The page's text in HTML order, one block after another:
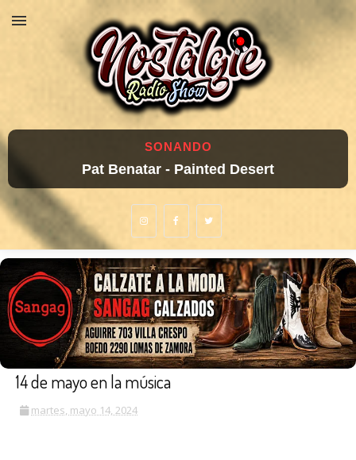
SONANDO
Pat Benatar - Painted Desert
14 de mayo en la música
martes, mayo 14, 2024